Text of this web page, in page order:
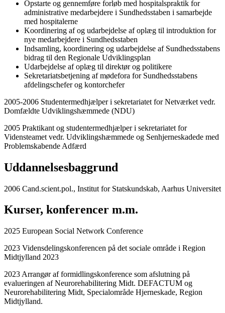
Opstarte og gennemføre forløb med hospitalspraktik for
administrative medarbejdere i Sundhedsstaben i samarbejde
med hospitalerne
Koordinering af og udarbejdelse af oplæg til introduktion for
nye medarbejdere i Sundhedsstaben
Indsamling, koordinering og udarbejdelse af Sundhedsstabens
bidrag til den Regionale Udviklingsplan
Udarbejdelse af oplæg til direktør og politikere
Sekretariatsbetjening af mødefora for Sundhedsstabens
afdelingschefer og kontorchefer
2005-2006 Studentermedhjælper i sekretariatet for Netværket vedr.
Domfældte Udviklingshæmmede (NDU)
2005 Praktikant og studentermedhjælper i sekretariatet for
Vidensteamet vedr. Udviklingshæmmede og Senhjerneskadede med
Problemskabende Adfærd
Uddannelsesbaggrund
2006 Cand.scient.pol., Institut for Statskundskab, Aarhus Universitet
Kurser, konferencer m.m.
2025 European Social Network Conference
2023 Vidensdelingskonferencen på det sociale område i Region
Midtjylland 2023
2023 Arrangør af formidlingskonference som afslutning på
evalueringen af Neurorehabilitering Midt. DEFACTUM og
Neurorehabilitering Midt, Specialområde Hjerneskade, Region
Midtjylland.